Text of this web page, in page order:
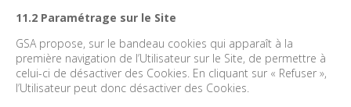
11.2 Paramétrage sur le Site
GSA propose, sur le bandeau cookies qui apparaît à la
première navigation de l’Utilisateur sur le Site, de permettre à
celui-ci de désactiver des Cookies. En cliquant sur « Refuser »,
l’Utilisateur peut donc désactiver des Cookies.